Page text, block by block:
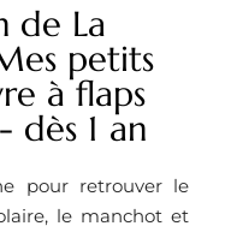
de La
petits
à flaps
dès 1 an
pour retrouver le
le manchot et